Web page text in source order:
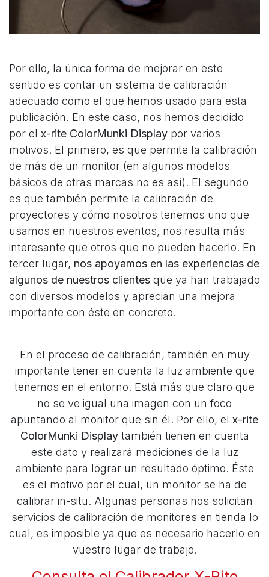
Por ello, la única forma de mejorar en este
sentido es contar un sistema de calibración
adecuado como el que hemos usado para esta
publicación. En este caso, nos hemos decidido
por el x-rite ColorMunki Display por varios
motivos. El primero, es que permite la calibración
de más de un monitor (en algunos modelos
básicos de otras marcas no es así). El segundo
es que también permite la calibración de
proyectores y cómo nosotros tenemos uno que
usamos en nuestros eventos, nos resulta más
interesante que otros que no pueden hacerlo. En
tercer lugar, nos apoyamos en las experiencias de
algunos de nuestros clientes que ya han trabajado
con diversos modelos y aprecian una mejora
importante con éste en concreto.
En el proceso de calibración, también en muy
importante tener en cuenta la luz ambiente que
tenemos en el entorno. Está más que claro que
no se ve igual una imagen con un foco
apuntando al monitor que sin él. Por ello, el x-rite
ColorMunki Displaytambién tienen en cuenta
este dato y realizará mediciones de la luz
ambiente para lograr un resultado óptimo. Éste
es el motivo por el cual, un monitor se ha de
calibrar in-situ. Algunas personas nos solicitan
servicios de calibración de monitores en tienda lo
cual, es imposible ya que es necesario hacerlo en
vuestro lugar de trabajo.